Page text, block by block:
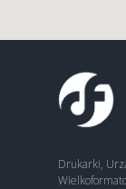
Drukarki,